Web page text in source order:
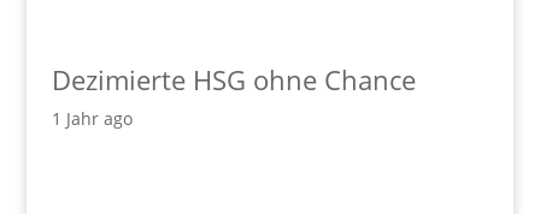
Dezimierte HSG ohne Chance
1 Jahr ago